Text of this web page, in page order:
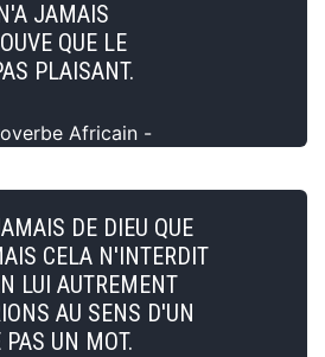
JAMAIS
QUE LE
PLAISANT.
Africain -
DE DIEU QUE
CELA N'INTERDIT
LUI AUTREMENT
AU SENS D'UN
UN MOT.